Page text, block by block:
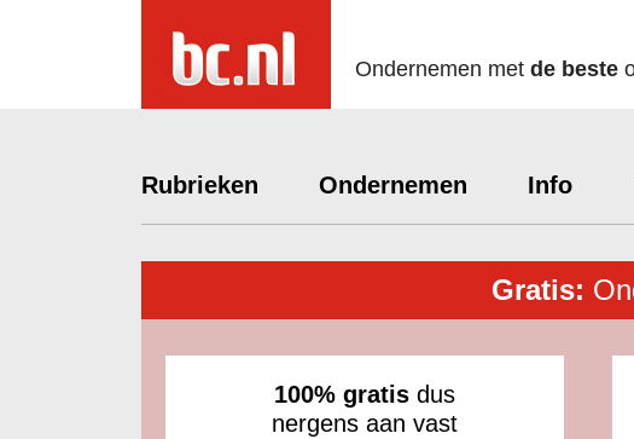
Ondernemen met de beste
Rubrieken Ondernemen Info
Gratis:
100% gratis dus
nergens aan vast